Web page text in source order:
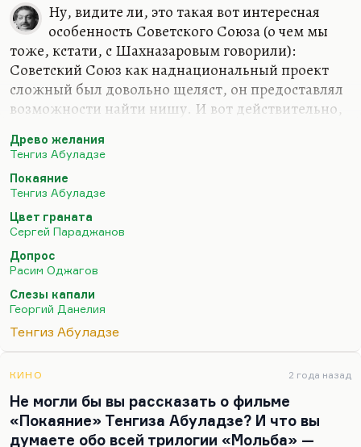
Ну, видите ли, это такая вот интересная
особенность Советского Союза (о чем мы
тоже, кстати, с Шахназаровым говорили):
Советский Союз как наднациональный проект
сложный был довольно щеляст, он предоставлял
возможности найти нишу. И вот действительно,
остросоциальная картина или эстетская картина,
или протестная картина не могла быть снята на
«Мосфильме», вы могли её снять в Украине; а если
у вас не получалось в Украине, вы могли её снять в
Армении, в Азербайджане.
Ну, действительно у меня много друзей из Баку. В
частности, Саша Альшванг, ныне проживающему
в Штатах. И хотя мы оба в 80-м году были
молодыми людьми (ну, Альшвангу — лет
девятнадцать, а мне —…
Древо желания
Тенгиз Абуладзе
Покаяние
Тенгиз Абуладзе
Цвет граната
Сергей Параджанов
Допрос
Расим Оджагов
Слезы капали
Георгий Данелия
Тенгиз Абуладзе
КИНО 2 года назад
Не могли бы вы рассказать о фильме
«Покаяние» Тенгиза Абуладзе? И что вы
думаете обо всей трилогии «Мольба» —